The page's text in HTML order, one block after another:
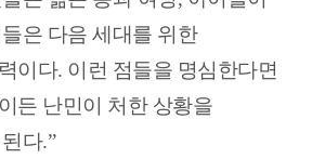
은 다음 세대를 위한
이다. 이런 점들을 명심한다면
든 난민이 처한 상황을
다.”